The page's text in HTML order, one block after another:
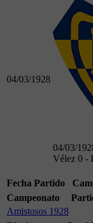
04/03/1928
04/03/
Vélez 0 -
Fecha Partido
Campeonato
Amistosos 1928